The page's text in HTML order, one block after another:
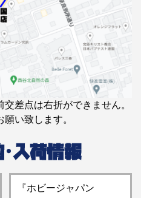
差点は右折ができません。
願い致します。
『ホビージャパン